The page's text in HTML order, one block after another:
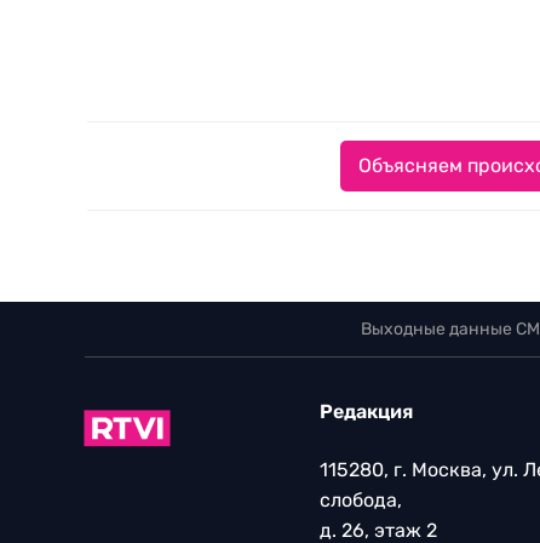
Объясняем
Выходные данные
Редакция
115280, г. Москва, ул.
слобода,
д. 26, этаж 2